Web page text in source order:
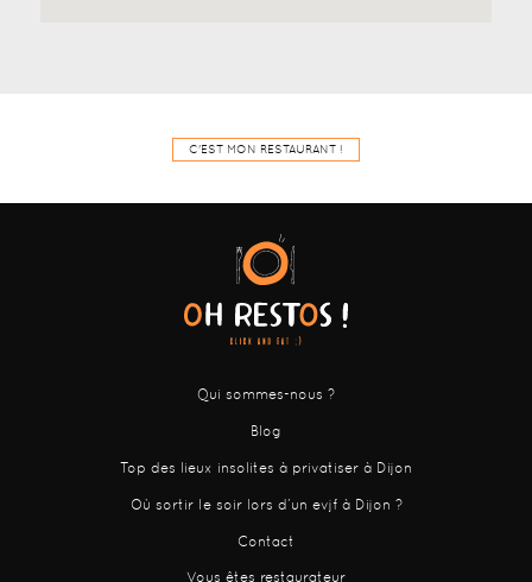
C'EST MON RESTAURANT !
Qui sommes-nous ?
Blog
Top des lieux insolites à privatiser à Dijon
Où sortir le soir lors d’un evjf à Dijon ?
Contact
Vous êtes restaurateur